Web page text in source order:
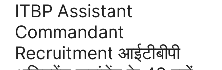
ITBP Assistant
Commandant
Recruitment आईटीबीपी